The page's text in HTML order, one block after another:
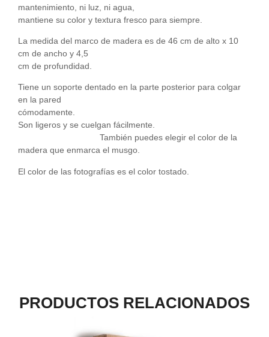
mantenimiento, ni luz, ni agua,
mantiene su color y textura fresco para siempre.
La medida del marco de madera es de 46 cm de alto x 10
cm de ancho y 4,5
cm de profundidad.
Tiene un soporte dentado en la parte posterior para colgar
en la pared
cómodamente.
Son ligeros y se cuelgan fácilmente.
También puedes elegir el color de la
madera que enmarca el musgo.
El color de las fotografías es el color tostado.
PRODUCTOS RELACIONADOS